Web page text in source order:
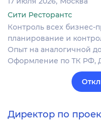
Сити Ресторантс
Контроль всех бизнес-
планирование и
Опыт на аналогичной
Оформление по ТК РФ,
Директор по